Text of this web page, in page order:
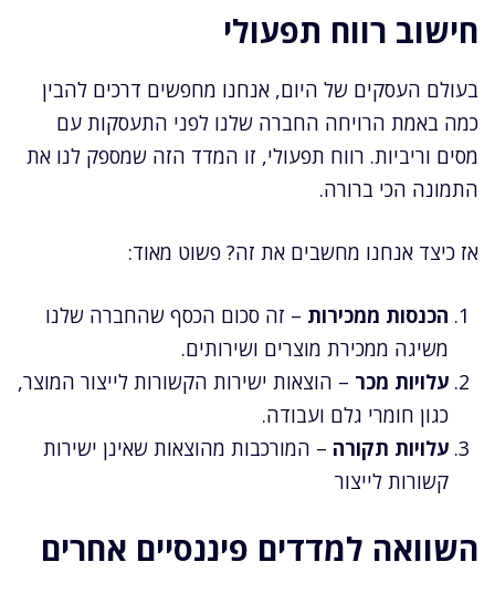
חישוב רווח תפעולי
בעולם העסקים של היום, אנחנו מחפשים דרכים להבין
כמה באמת הרויחה החברה שלנו לפני התעסקות עם
מסים וריביות. רווח תפעולי, זו המדד הזה שמספק לנו את
התמונה הכי ברורה.
אז כיצד אנחנו מחשבים את זה? פשוט מאוד:
הכנסות ממכירות – זה סכום הכסף שהחברה שלנו
משיגה ממכירת מוצרים ושירותים.
עלויות מכר – הוצאות ישירות הקשורות לייצור המוצר,
כגון חומרי גלם ועבודה.
עלויות תקורה – המורכבות מהוצאות שאינן ישירות
קשורות לייצור
השוואה למדדים פיננסיים אחרים